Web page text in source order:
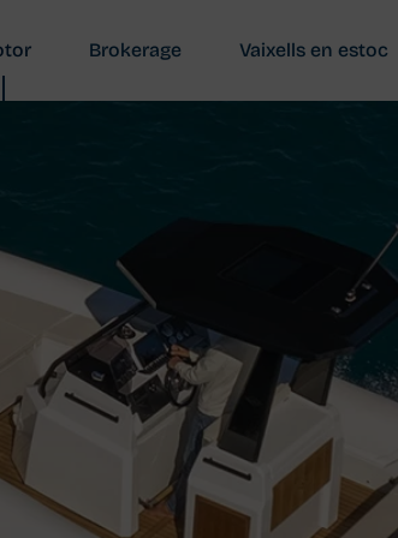
Brokerage Vaixells en estoc